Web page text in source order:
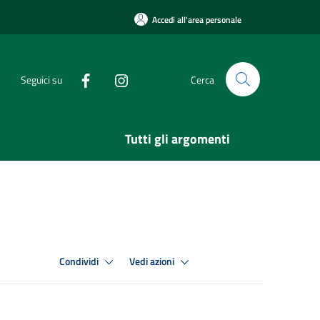
Accedi all'area personale
Seguici su Cerca
Tutti gli argomenti
Condividi Vedi azioni